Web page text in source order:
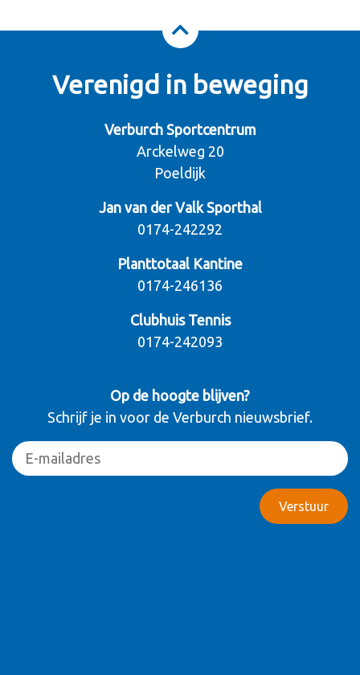
Verenigd in beweging
Verburch Sportcentrum
Arckelweg 20
Poeldijk
Jan van der Valk Sporthal
0174-242292
Planttotaal Kantine
0174-246136
Clubhuis Tennis
0174-242093
Op de hoogte blijven?
Schrijf je in voor de Verburch nieuwsbrief.